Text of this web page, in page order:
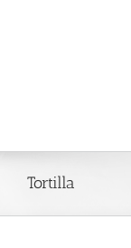
Tortilla